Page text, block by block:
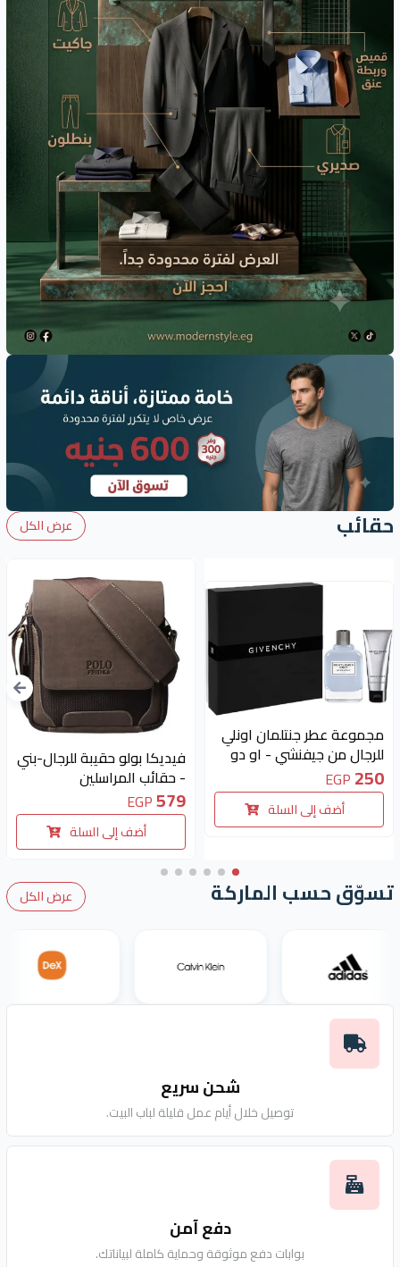
حقائب عرض الكل
مجموعة عطر جنتلمان اونلي
للرجال من جيفنشي - او دو
تواليت 100 مل مع جل
الاستحمام 75 مل
250
EGP
أضف إلى السلة
فيديكا بولو حقيبة للرجال-بني
- حقائب المراسلين
579
EGP
أضف إلى السلة
تسوّق حسب الماركة عرض الكل
شحن سريع
توصيل خلال أيام عمل قليلة لباب البيت.
دفع آمن
بوابات دفع موثوقة وحماية كاملة لبياناتك.